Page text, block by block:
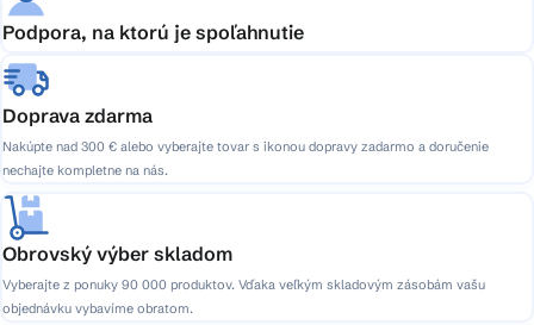
Podpora, na ktorú je spoľahnutie
Doprava zdarma
Nakúpte nad 300 € alebo vyberajte tovar s ikonou dopravy zadarmo a doručenie
nechajte kompletne na nás.
Obrovský výber skladom
Vyberajte z ponuky 90 000 produktov. Vďaka veľkým skladovým zásobám vašu
objednávku vybavíme obratom.